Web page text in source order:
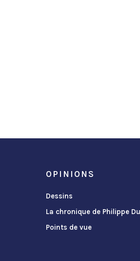
OPINIONS
Dessins
La chronique de Philippe
Points de vue